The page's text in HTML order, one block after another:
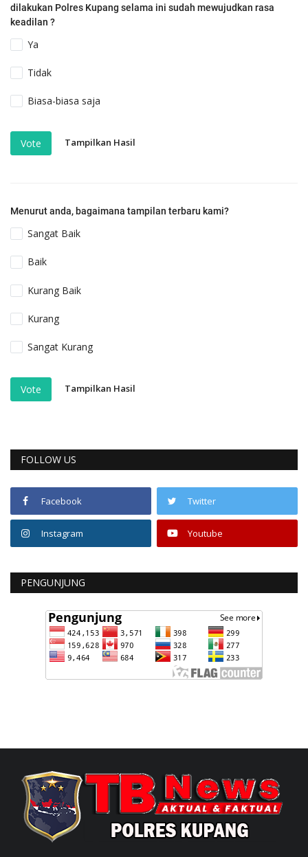
dilakukan Polres Kupang selama ini sudah mewujudkan rasa
keadilan ?
Ya
Tidak
Biasa-biasa saja
Vote Tampilkan Hasil
Menurut anda, bagaimana tampilan terbaru kami?
Sangat Baik
Baik
Kurang Baik
Kurang
Sangat Kurang
Vote Tampilkan Hasil
FOLLOW US
Facebook Twitter
Instagram Youtube
PENGUNJUNG